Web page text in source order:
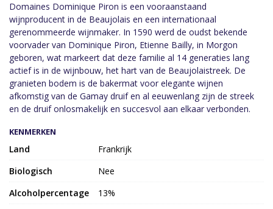
Domaines Dominique Piron is een vooraanstaand
wijnproducent in de Beaujolais en een internationaal
gerenommeerde wijnmaker. In 1590 werd de oudst bekende
voorvader van Dominique Piron, Etienne Bailly, in Morgon
geboren, wat markeert dat deze familie al 14 generaties lang
actief is in de wijnbouw, het hart van de Beaujolaistreek. De
granieten bodem is de bakermat voor elegante wijnen
afkomstig van de Gamay druif en al eeuwenlang zijn de streek
en de druif onlosmakelijk en succesvol aan elkaar verbonden.
KENMERKEN
Land
Frankrijk
Biologisch
Nee
Alcoholpercentage
13%